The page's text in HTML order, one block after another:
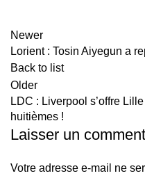
Newer
Lorient : Tosin Aiyegun a
Back to list
Older
LDC : Liverpool s’offre
huitièmes !
Laisser un
Votre adresse e-mail ne